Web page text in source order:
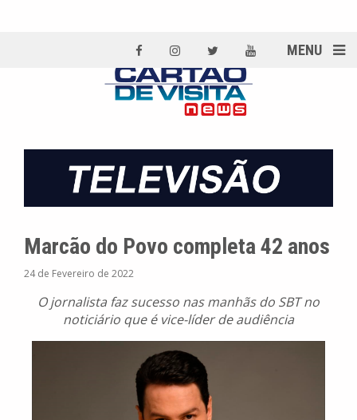
MENU
Marcão do Povo completa 42 anos
24 de Fevereiro de 2022
O jornalista faz sucesso nas manhãs do SBT no
noticiário que é vice-líder de audiência